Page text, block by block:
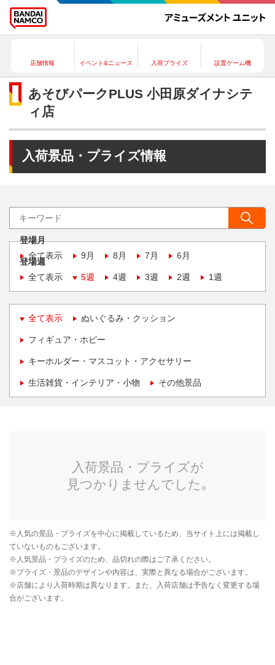
店舗情報 イベント&ニュース 入荷プライズ 設置ゲーム機
あそびパークPLUS 小田原ダイナシテ
ィ店
入荷景品・プライズ情報
登場月
全て表示
9月 8月 7月 6月
登場週
全て表示
5週 4週 3週 2週 1週
全て表示 ぬいぐるみ・クッション
フィギュア・ホビー
キーホルダー・マスコット・アクセサリー
生活雑貨・インテリア・小物 その他景品